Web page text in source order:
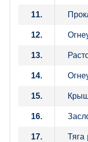
11.
12.
13.
14.
15.
16.
17. Тяга